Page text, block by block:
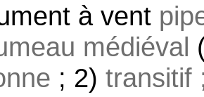
à vent
médiéval
; 2) transitif